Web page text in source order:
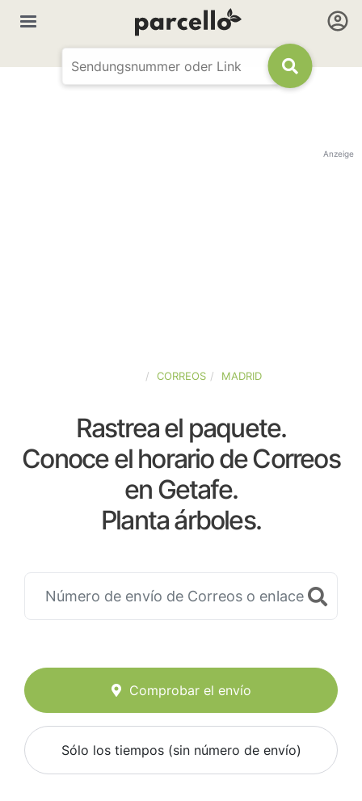
Anzeige
CORREOS MADRID
Rastrea el paquete.
Conoce el horario de Correos
en Getafe.
Planta árboles.
Comprobar el envío
Sólo los tiempos (sin número de envío)